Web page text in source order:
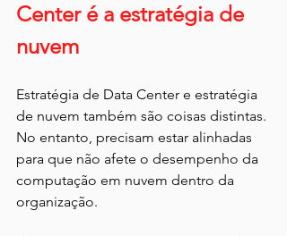
Center é a estratégia de
nuvem
Estratégia de Data Center e estratégia
de nuvem também são coisas distintas.
No entanto, precisam estar alinhadas
para que não afete o desempenho da
computação em nuvem dentro da
organização.